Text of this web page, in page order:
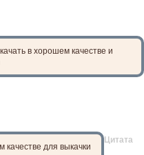
в хорошем качестве и
для выкачки
Цитата